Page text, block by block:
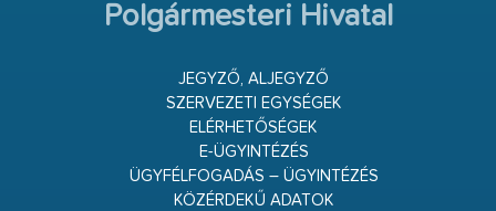
Polgármesteri Hivatal
JEGYZŐ, ALJEGYZŐ
SZERVEZETI EGYSÉGEK
ELÉRHETŐSÉGEK
E-ÜGYINTÉZÉS
ÜGYFÉLFOGADÁS – ÜGYINTÉZÉS
KÖZÉRDEKŰ ADATOK